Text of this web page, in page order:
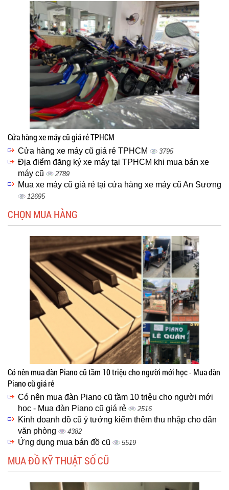
Cửa hàng xe máy cũ giá rẻ TPHCM
Cửa hàng xe máy cũ giá rẻ TPHCM 3795
Địa điểm đăng ký xe máy tại TPHCM khi mua bán xe
máy cũ
2789
Mua xe máy cũ giá rẻ tại cửa hàng xe máy cũ An Sương
12695
CHỌN MUA HÀNG
Có nên mua đàn Piano cũ tầm 10 triệu cho người mới học - Mua đàn
Piano cũ giá rẻ
Có nên mua đàn Piano cũ tầm 10 triệu cho người mới
học - Mua đàn Piano cũ giá rẻ
2516
Kinh doanh đồ cũ ý tưởng kiểm thêm thu nhập cho dân
văn phòng
4382
Ứng dụng mua bán đồ cũ 5519
MUA ĐỒ KỸ THUẬT SỐ CŨ